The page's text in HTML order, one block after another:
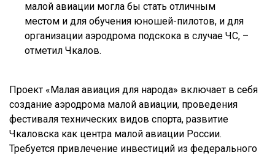
малой авиации могла бы стать отличным
местом и для обучения юношей-пилотов, и для
организации аэродрома подскока в случае ЧС, –
отметил Чкалов.
Проект «Малая авиация для народа» включает в себя
создание аэродрома малой авиации, проведения
фестиваля технических видов спорта, развитие
Чкаловска как центра малой авиации России.
Требуется привлечение инвестиций из федерального